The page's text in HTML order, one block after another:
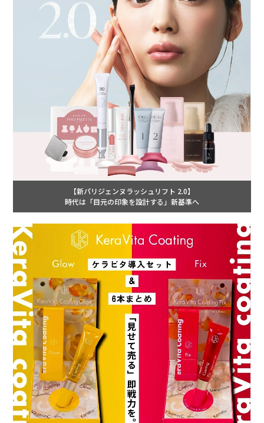
【新パリジェンヌラッシュリフト 2.0】
時代は「目元の印象を設計する」新基準へ